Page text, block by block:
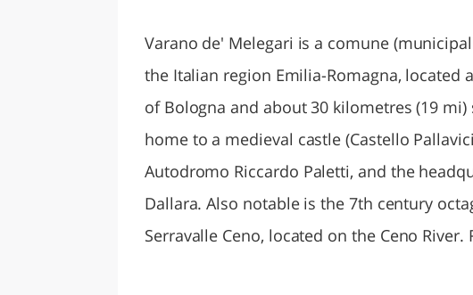
Varano de' Melegari is a comune
the Italian region Emilia-Romagna, located
of Bologna and about 30 kilometres (19
home to a medieval castle (Castello
Autodromo Riccardo Paletti, and the
Dallara. Also notable is the 7th century
Serravalle Ceno, located on the Ceno River.